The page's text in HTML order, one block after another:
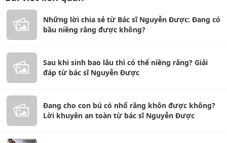
Những lời chia sẻ từ Bác sĩ Nguyễn Được: Đang có
bầu niềng răng được không?
Sau khi sinh bao lâu thì có thể niềng răng? Giải
đáp từ bác sĩ Nguyễn Được
Đang cho con bú có nhổ răng khôn được không?
Lời khuyên an toàn từ bác sĩ Nguyễn Được